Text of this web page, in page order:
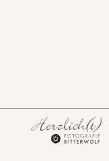
Über mich